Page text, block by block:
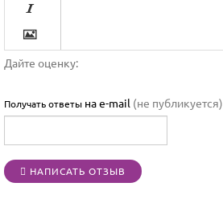






Дайте оценку:
Получать ответы на e-mail (не публикуется)
НАПИСАТЬ ОТЗЫВ